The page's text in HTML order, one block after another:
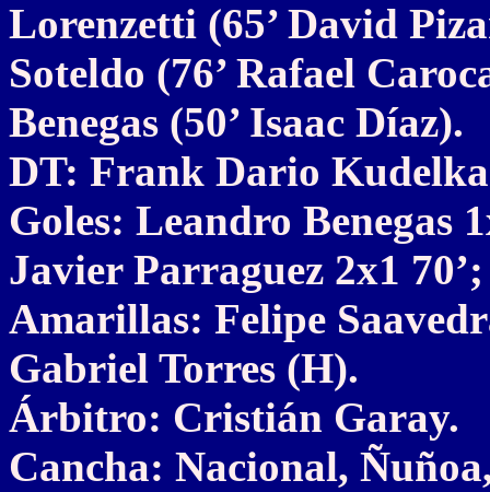
Lorenzetti (65’ David
Soteldo (76’ Rafael
Benegas (50’ Isaac Díaz).
DT: Frank Dario
Goles: Leandro Benegas
Javier Parraguez 2x1
Amarillas: Felipe
Gabriel Torres (H).
Árbitro: Cristián Garay.
Cancha: Nacional,